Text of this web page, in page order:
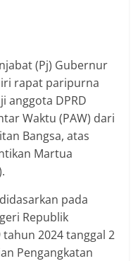
(Pj) Gubernur
rapat paripurna
anggota DPRD
Waktu (PAW) dari
Bangsa, atas
Martua
pada
Republik
2024 tanggal 2
Pengangkatan